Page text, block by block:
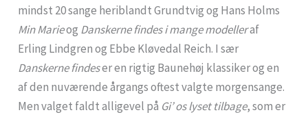
mindst 20 sange heriblandt Grundtvig og Hans Holms
Min Marieog Danskerne findes i mange modelleraf
Erling Lindgren og Ebbe Kløvedal Reich. I sær
Danskerne findeser en rigtig Baunehøj klassiker og en
af den nuværende årgangs oftest valgte morgensange.
Men valget faldt alligevel på Gi’ os lyset tilbage, som er